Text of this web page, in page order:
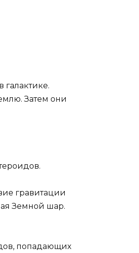
Затем они
гравитации
Земной шар.
попадающих